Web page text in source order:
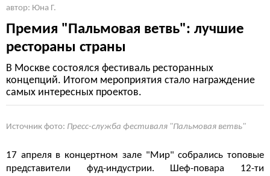
автор: Юна Г.
Премия "Пальмовая ветвь": лучшие
рестораны страны
В Москве состоялся фестиваль ресторанных
концепций. Итогом мероприятия стало награждение
самых интересных проектов.
Источник фото: Пресс-служба фестиваля "Пальмовая ветвь"
17 апреля в концертном зале "Мир" собрались топовые
представители фуд-индустрии. Шеф-повара 12-ти